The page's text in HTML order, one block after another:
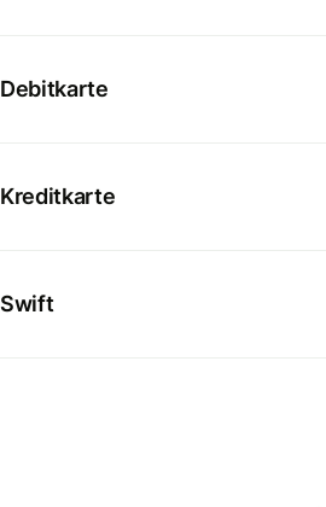
Debitkarte
Kreditkarte
Swift